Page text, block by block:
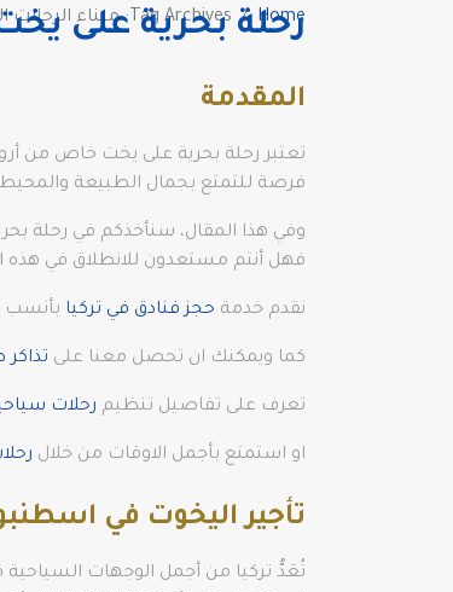
Home Tag Archives: ميناء الرحلات البحرية
رحلة بحرية على
المقدمة
تعتبر رحلة بحرية على يخت خاص من
فرصة للتمتع بجمال الطبيعة
وفي هذا المقال، سنأخذكم في رحلة
فهل أنتم مستعدون للانطلاق في هذه
نقدم خدمة حجز فنادق في تركيا بأنسب
كما ويمكنك ان تحصل معنا على
تعرف على تفاصيل تنظيم رحلات
او استمتع بأجمل الاوقات من خلال
تأجير اليخوت في
تُعَدُّ تركيا من أجمل الوجهات السياحية